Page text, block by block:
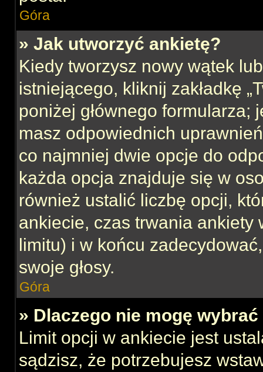
Góra
» Jak utworzyć ankietę?
Kiedy tworzysz nowy wątek
istniejącego, kliknij zakładkę
poniżej głównego formularza;
masz odpowiednich
co najmniej dwie opcje do
każda opcja znajduje się w
również ustalić liczbę opcji,
ankiecie, czas trwania ankiety
limitu) i w końcu
swoje głosy.
Góra
» Dlaczego nie mogę
Limit opcji w ankiecie jest
sądzisz, że potrzebujesz